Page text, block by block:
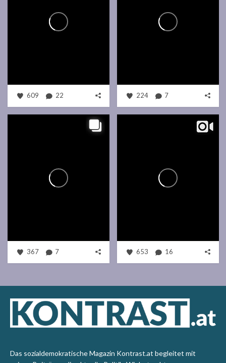
609 22 224 7
367 7 653 16
Das sozialdemokratische Magazin Kontrast.at begleitet mit